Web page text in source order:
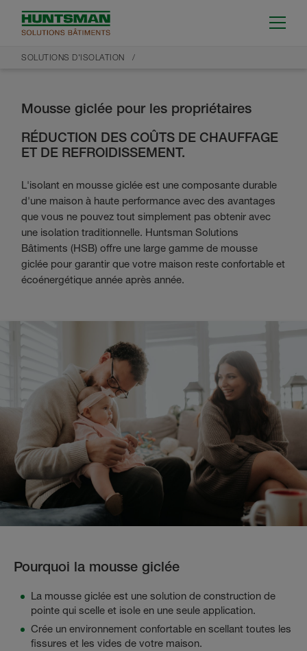
SOLUTIONS D'ISOLATION
Mousse giclée pour les propriétaires
RÉDUCTION DES COÛTS DE CHAUFFAGE
ET DE REFROIDISSEMENT.
L'isolant en mousse giclée est une composante durable
d'une maison à haute performance avec des avantages
que vous ne pouvez tout simplement pas obtenir avec
une isolation traditionnelle. Huntsman Solutions
Bâtiments (HSB) offre une large gamme de mousse
giclée pour garantir que votre maison reste confortable et
écoénergétique année après année.
Pourquoi la mousse giclée
La mousse giclée est une solution de construction de
pointe qui scelle et isole en une seule application.
Crée un environnement confortable en scellant toutes les
fissures et les vides de votre maison.